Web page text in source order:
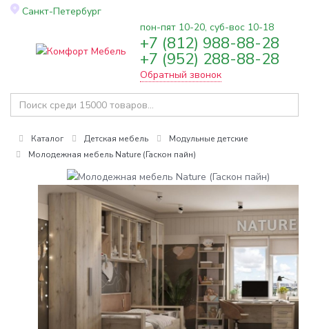
Санкт-Петербург
Toggle
пон-пят 10-20, суб-вос 10-18
+7 (812) 988-88-28
+7 (952) 288-88-28
Обратный звонок
Каталог Детская мебель
Модульные детские
Молодежная мебель Nature (Гаскон пайн)